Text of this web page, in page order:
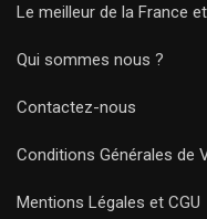
Le meilleur de la France
Qui sommes nous ?
Contactez-nous
Conditions Générales de
Mentions Légales et CGU